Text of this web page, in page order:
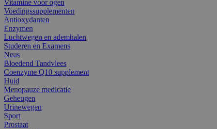
Vitamine voor ogen
Voedingssupplementen
Antioxydanten
Enzymen
Luchtwegen en ademhalen
Studeren en Examens
Neus
Bloedend Tandvlees
Coenzyme Q10 supplement
Huid
Menopauze medicatie
Geheugen
Urinewegen
Sport
Prostaat